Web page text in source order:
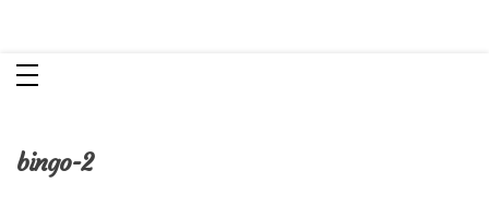
bingo-2